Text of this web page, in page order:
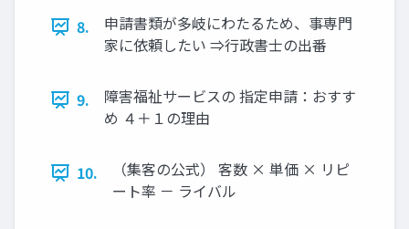
8.
申請書類が多岐にわたるため、事専門
家に依頼したい ⇒行政書士の出番
9.
障害福祉サービスの 指定申請：おすす
め ４＋１の理由
10.
（集客の公式） 客数 × 単価 × リピ
ート率 － ライバル